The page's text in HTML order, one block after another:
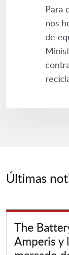
Para
nos
de
Últimas
The
Amperis y